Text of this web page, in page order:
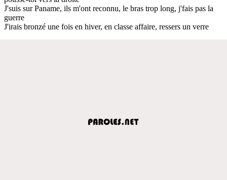
J'suis sur Paname, ils m'ont reconnu, le bras trop long, j'fais pas la
guerre
J'irais bronzé une fois en hiver, en classe affaire, ressers un verre